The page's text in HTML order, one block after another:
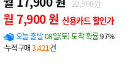
22,900원
월 7,900 원 신용카드 할인가
오늘 출발08일(토) 도착 확률97%
·누적구매3,421건